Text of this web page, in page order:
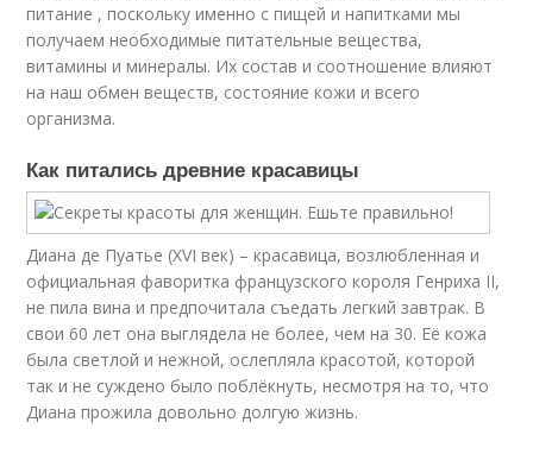
питание , поскольку именно с пищей и напитками мы
получаем необходимые питательные вещества,
витамины и минералы. Их состав и соотношение влияют
на наш обмен веществ, состояние кожи и всего
организма.
Как питались древние красавицы
Диана де Пуатье (XVI век) – красавица, возлюбленная и
официальная фаворитка французского короля Генриха II,
не пила вина и предпочитала съедать легкий завтрак. В
свои 60 лет она выглядела не более, чем на 30. Её кожа
была светлой и нежной, ослепляла красотой, которой
так и не суждено было поблёкнуть, несмотря на то, что
Диана прожила довольно долгую жизнь.